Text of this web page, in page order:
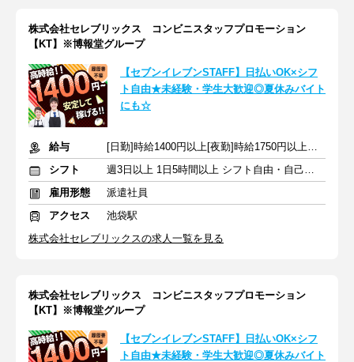
株式会社セレブリックス コンビニスタッフプロモーション
【KT】※博報堂グループ
【セブンイレブンSTAFF】日払いOK×シフ
ト自由★未経験・学生大歓迎◎夏休みバイト
にも☆
給与
[日勤]時給1400円以上[夜勤]時給1750円以上＋交通費
シフト
週3日以上 1日5時間以上 シフト自由・自己申告
雇用形態
派遣社員
アクセス
池袋駅
株式会社セレブリックスの求人一覧を見る
株式会社セレブリックス コンビニスタッフプロモーション
【KT】※博報堂グループ
【セブンイレブンSTAFF】日払いOK×シフ
ト自由★未経験・学生大歓迎◎夏休みバイト